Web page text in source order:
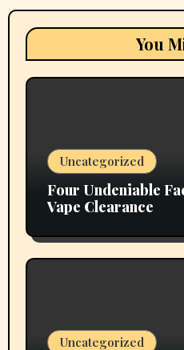
You
Uncategorized
Four Undeniable
Vape Clearance
Uncategorized